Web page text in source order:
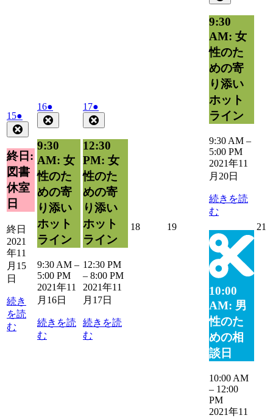
152021
年
11
月
15
日
●
件
の
イ
ベ
ン
ト)
Close
終日:
図書
休室
日
終日
2021
年11
月15
日
続き
を読
む
162021
年
11
月
日
●
件
の
イ
ベ
ト)
9:30
AM: 女
性のた
めの寄
り添い
ホット
ライン
9:30 AM –
5:00 PM
2021年11
月16日
続きを読
む
172021
年
11
月
日
●
件
の
イ
ベ
ト)
12:30
PM: 女
性のた
めの寄
り添い
ホット
ライン
12:30 PM
– 8:00 PM
2021年11
月17日
続きを読
む
182021
192021
11
月
日
の
ベ
ン
ト)
9:30
AM: 女
性のた
めの寄
り添い
ホット
ライン
9:30 AM –
5:00 PM
2021年11
月20日
続きを読
む
10:00
AM: 男
性のた
めの相
談日
10:00 AM
– 12:00
PM
2021年11
21